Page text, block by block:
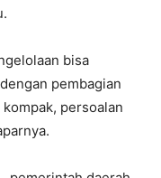
bisa
pembagian
persoalan